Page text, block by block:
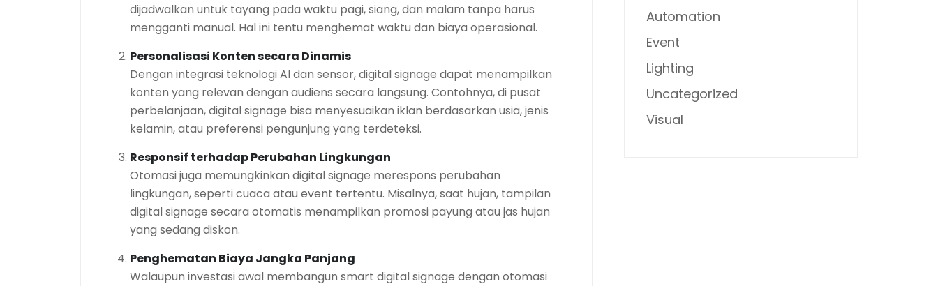
dijadwalkan untuk tayang pada waktu pagi, siang, dan malam tanpa harus
mengganti manual. Hal ini tentu menghemat waktu dan biaya operasional.
Personalisasi Konten secara Dinamis
Dengan integrasi teknologi AI dan sensor, digital signage dapat menampilkan
konten yang relevan dengan audiens secara langsung. Contohnya, di pusat
perbelanjaan, digital signage bisa menyesuaikan iklan berdasarkan usia, jenis
kelamin, atau preferensi pengunjung yang terdeteksi.
Responsif terhadap Perubahan Lingkungan
Otomasi juga memungkinkan digital signage merespons perubahan
lingkungan, seperti cuaca atau event tertentu. Misalnya, saat hujan, tampilan
digital signage secara otomatis menampilkan promosi payung atau jas hujan
yang sedang diskon.
Penghematan Biaya Jangka Panjang
Walaupun investasi awal membangun smart digital signage dengan otomasi
Automation
Event
Lighting
Uncategorized
Visual